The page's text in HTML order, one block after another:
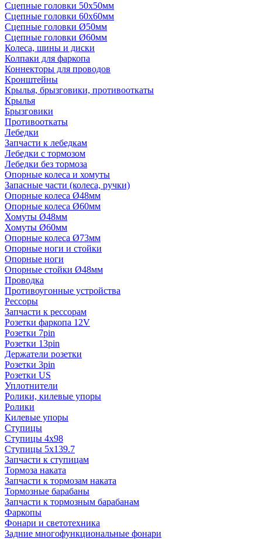
Сцепные головки 50x50мм
Сцепные головки 60x60мм
Сцепные головки Ø50мм
Сцепные головки Ø60мм
Колеса, шины и диски
Колпаки для фаркопа
Коннекторы для проводов
Кронштейны
Крылья, брызговики, противооткаты
Крылья
Брызговики
Противооткаты
Лебедки
Запчасти к лебедкам
Лебедки с тормозом
Лебедки без тормоза
Опорные колеса и хомуты
Запасные части (колеса, ручки)
Опорные колеса Ø48мм
Опорные колеса Ø60мм
Хомуты Ø48мм
Хомуты Ø60мм
Опорные колеса Ø73мм
Опорные ноги и стойки
Опорные ноги
Опорные стойки Ø48мм
Проводка
Противоугонные устройства
Рессоры
Запчасти к рессорам
Розетки фаркопа 12V
Розетки 7pin
Розетки 13pin
Держатели розетки
Розетки 3pin
Розетки US
Уплотнители
Ролики, килевые упоры
Ролики
Килевые упоры
Ступицы
Ступицы 4x98
Ступицы 5x139.7
Запчасти к ступицам
Тормоза наката
Запчасти к тормозам наката
Тормозные барабаны
Запчасти к тормозным барабанам
Фаркопы
Фонари и светотехника
Задние многофункциональные фонари